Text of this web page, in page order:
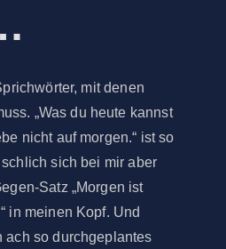
mit denen
„Was du heute kannst
nicht auf morgen.“ ist so
sich bei mir aber
Satz „Morgen ist
in meinen Kopf. Und
ach so durchgeplantes